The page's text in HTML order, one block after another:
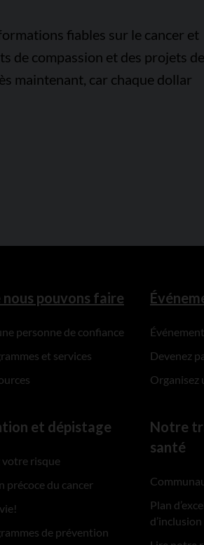
fiables sur le cancer et
de compassion et des projets de
maintenant, car chaque dollar
nous pouvons faire
personne de confiance
et services
et dépistage
votre risque
précoce du cancer
de prévention
Devenez
Organisez
Notre
santé
Plan
d’inclusion